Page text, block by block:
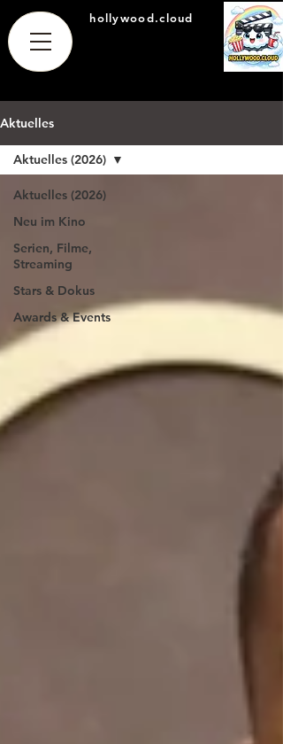
hollywood.cloud
Aktuelles
Aktuelles (2026)
Neu im Kino
Serien, Filme,
Streaming
Stars & Dokus
Awards & Events
Aktuelles (2026)